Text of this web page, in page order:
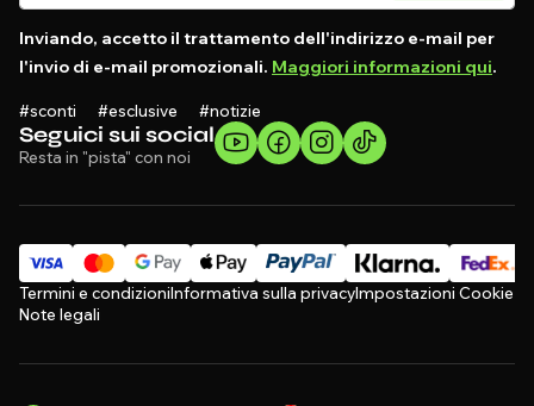
Seguici sui social
Resta in "pista" con noi
Inviando, accetto il trattamento dell'indirizzo e-mail per
l'invio di e-mail promozionali. Maggiori informazioni qui.
#sconti #esclusive #notizie
Termini e condizioniInformativa sulla privacyImpostazioni Cookie
Note legali